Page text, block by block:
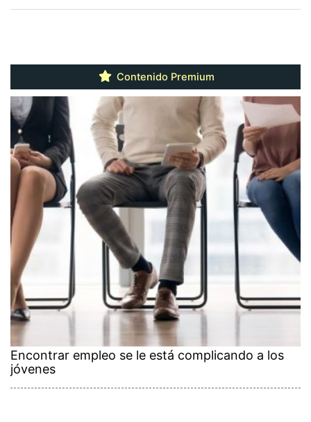
Contenido Premium
Encontrar empleo se le está complicando a los
jóvenes